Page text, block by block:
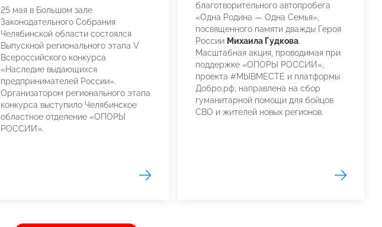
25 мая в Большом зале
Законодательного Собрания
Челябинской области состоялся
Выпускной регионального этапа V
Всероссийского конкурса
«Наследие выдающихся
предпринимателей России».
Организатором регионального этапа
конкурса выступило Челябинское
областное отделение «ОПОРЫ
РОССИИ».
благотворительного автопробега
«Одна Родина — Одна Семья»,
посвященного памяти дважды Героя
России Михаила Гудкова.
Масштабная акция, проводимая при
поддержке «ОПОРЫ РОССИИ»,
проекта #МЫВМЕСТЕ и платформы
Добро.рф, направлена на сбор
гуманитарной помощи для бойцов
СВО и жителей новых регионов.